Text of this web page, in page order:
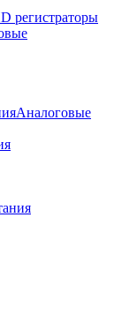
регистраторы
Аналоговые